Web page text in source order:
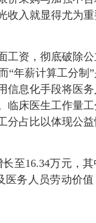
收入就显得尤为重
工资，彻底破除
“年薪计算工分制”
信息化手段将医
临床医生工作量
分占比以体现公益
至16.34万元，
医务人员劳动价值